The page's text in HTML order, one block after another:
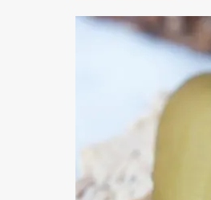
więcej
Czas przygotowania:
do 45 minut
DANIA GŁÓWNE
LUNCHE DO PRACY